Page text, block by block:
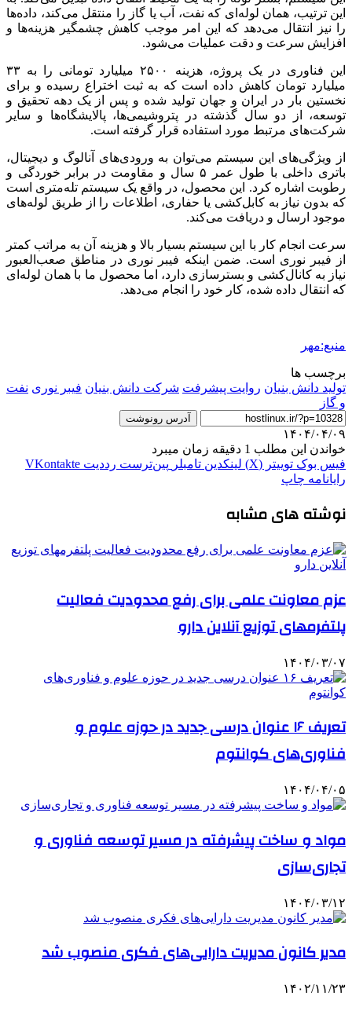
این ترتیب، همان لوله‌ای که نفت، آب یا گاز را منتقل می‌کند، داده‌ها
را نیز انتقال می‌دهد که این امر موجب کاهش چشمگیر هزینه‌ها و
افزایش سرعت و دقت عملیات می‌شود.
این فناوری در یک پروژه، هزینه ۲۵۰۰ میلیارد تومانی را به ۳۳
میلیارد تومان کاهش داده است که به ثبت اختراع رسیده و برای
نخستین بار در ایران و جهان تولید شده و پس از یک دهه تحقیق و
توسعه، از دو سال گذشته در پتروشیمی‌ها، پالایشگاه‌ها و سایر
شرکت‌های مرتبط مورد استفاده قرار گرفته است.
از ویژگی‌های این سیستم می‌توان به ورودی‌های آنالوگ و دیجیتال،
باتری داخلی با طول عمر ۵ سال و مقاومت در برابر خوردگی و
رطوبت اشاره کرد. این محصول، در واقع یک سیستم تله‌متری است
که بدون نیاز به کابل‌کشی یا حفاری، اطلاعات را از طریق لوله‌های
موجود ارسال و دریافت می‌کند.
سرعت انجام کار با این سیستم بسیار بالا و هزینه آن به مراتب کمتر
از فیبر نوری است. ضمن اینکه فیبر نوری در مناطق صعب‌العبور
نیاز به کانال‌کشی و بسترسازی دارد، اما محصول ما با همان لوله‌ای
که انتقال داده شده، کار خود را انجام می‌دهد.
منبع:مهر
برچسب ها
تولید دانش بنیان روایت پیشرفت شرکت دانش بنیان فیبر نوری نفت
و گاز
آدرس رونوشت
۱۴۰۴/۰۴/۰۹
خواندن این مطلب 1 دقیقه زمان میبرد
فیس بوک توییتر (X) لینکدین ‫تامبلر ‫پین‌ترست ‫رددیت ‫VKontakte
رایانامه چاپ
نوشته های مشابه
عزم معاونت علمی برای رفع محدودیت فعالیت
پلتفرمهای توزیع آنلاین دارو
۱۴۰۴/۰۳/۰۷
تعریف ۱۶ عنوان درسی جدید در حوزه علوم و
فناوری‌های کوانتوم
۱۴۰۴/۰۴/۰۵
مواد و ساخت پیشرفته در مسیر توسعه فناوری و
تجاری‌سازی
۱۴۰۴/۰۳/۱۲
مدیر کانون مدیریت دارایی‌های فکری منصوب شد
۱۴۰۲/۱۱/۲۳